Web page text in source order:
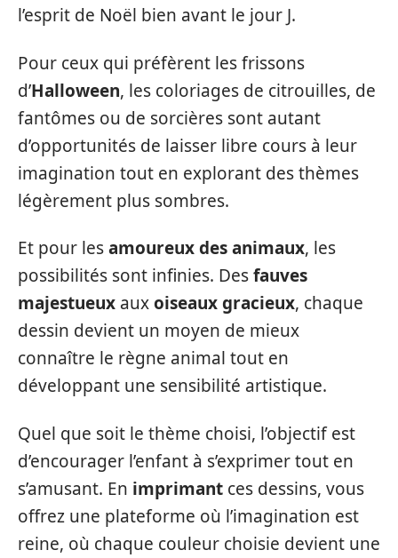
l’esprit de Noël bien avant le jour J.
Pour ceux qui préfèrent les frissons
d’Halloween, les coloriages de citrouilles, de
fantômes ou de sorcières sont autant
d’opportunités de laisser libre cours à leur
imagination tout en explorant des thèmes
légèrement plus sombres.
Et pour lesamoureux des animaux, les
possibilités sont infinies. Desfauves
majestueux auxoiseaux gracieux, chaque
dessin devient un moyen de mieux
connaître le règne animal tout en
développant une sensibilité artistique.
Quel que soit le thème choisi, l’objectif est
d’encourager l’enfant à s’exprimer tout en
s’amusant. En imprimant ces dessins, vous
offrez une plateforme où l’imagination est
reine, où chaque couleur choisie devient une